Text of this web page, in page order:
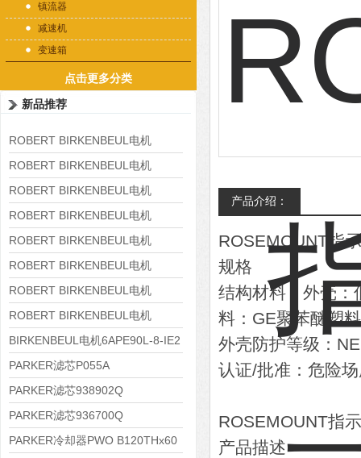
镇流器
减速机
变速箱
点击更多分类
新品推荐
ROBERT BIRKENBEUL电机
8APE225M-4-IE3
ROBERT BIRKENBEUL电机
8APE180L-4 IE3
ROBERT BIRKENBEUL电机
8APE160M-6 IE3
ROBERT BIRKENBEUL电机
8APE160L-4-IE3
ROBERT BIRKENBEUL电机
8APE112M-6K-IE3
ROBERT BIRKENBEUL电机
8APE100L-2 IE3
ROBERT BIRKENBEUL电机
8APE90S-4 IE3
ROBERT BIRKENBEUL电机
8APE80M-2K-IE3
BIRKENBEUL电机6APE90L-8-IE2
PARKER滤芯P055A
PARKER滤芯938902Q
PARKER滤芯936700Q
PARKER冷却器PWO B120THx60
产品介绍：
ROSEMOUNT指
规格
结构材料：外壳：
料：GE聚苯醚塑料
外壳防护等级：
认证/批准：危险
ROSEMOUNT指
产品描述